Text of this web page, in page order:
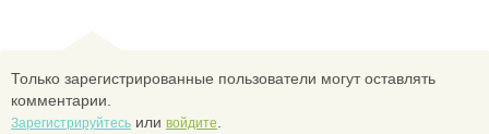
Только зарегистрированные пользователи могут оставлять
комментарии.
Зарегистрируйтесь или войдите